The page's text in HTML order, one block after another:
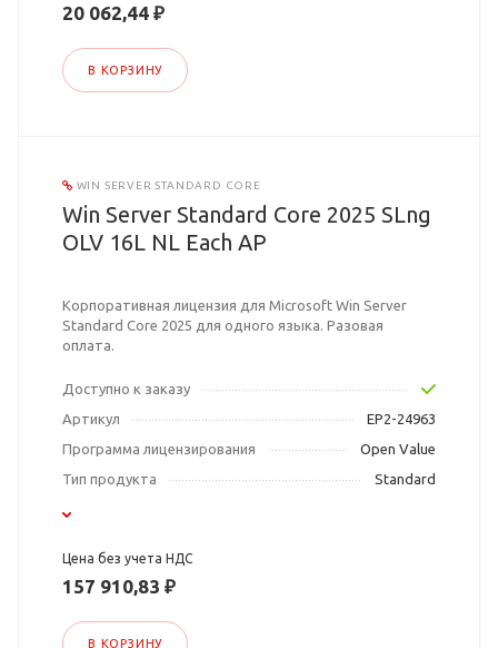
20 062,44 ₽
В КОРЗИНУ
WIN SERVER STANDARD CORE
Win Server Standard Core 2025 SLng
OLV 16L NL Each AP
Корпоративная лицензия для Microsoft Win Server
Standard Core 2025 для одного языка. Разовая
оплата.
Доступно к заказу
Артикул
EP2-24963
Программа лицензирования
Open Value
Тип продукта
Standard
Цена без учета НДС
157 910,83 ₽
В КОРЗИНУ